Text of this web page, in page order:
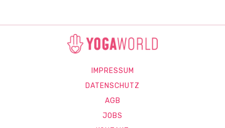
IMPRESSUM
DATENSCHUTZ
AGB
JOBS